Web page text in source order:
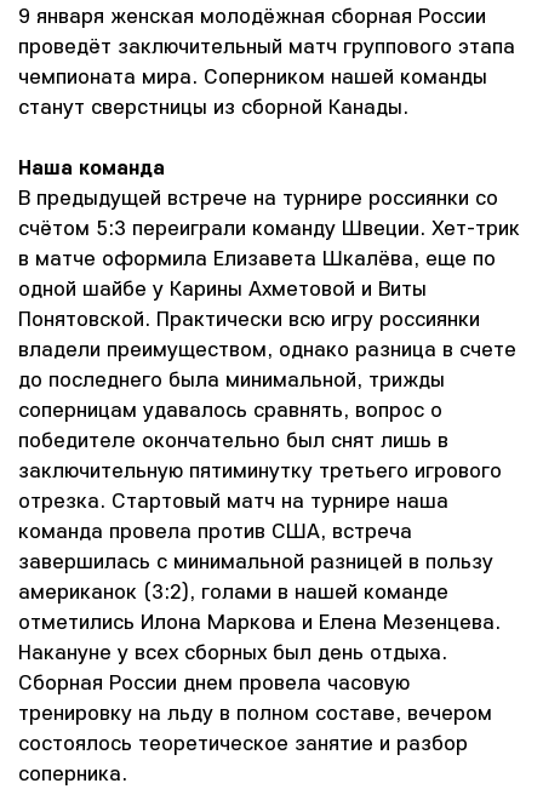
9 января женская молодёжная сборная России
проведёт заключительный матч группового этапа
чемпионата мира. Соперником нашей команды
станут сверстницы из сборной Канады.
Наша команда
В предыдущей встрече на турнире россиянки со
счётом 5:3 переиграли команду Швеции. Хет-трик
в матче оформила Елизавета Шкалёва, еще по
одной шайбе у Карины Ахметовой и Виты
Понятовской. Практически всю игру россиянки
владели преимуществом, однако разница в счете
до последнего была минимальной, трижды
соперницам удавалось сравнять, вопрос о
победителе окончательно был снят лишь в
заключительную пятиминутку третьего игрового
отрезка. Стартовый матч на турнире наша
команда провела против США, встреча
завершилась с минимальной разницей в пользу
американок (3:2), голами в нашей команде
отметились Илона Маркова и Елена Мезенцева.
Накануне у всех сборных был день отдыха.
Сборная России днем провела часовую
тренировку на льду в полном составе, вечером
состоялось теоретическое занятие и разбор
соперника.